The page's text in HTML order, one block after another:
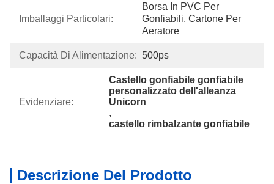
Imballaggi Particolari:
Borsa In PVC Per
Gonfiabili, Cartone Per
Aeratore
Capacità Di Alimentazione: 500ps
Evidenziare:
Castello gonfiabile gonfiabile
personalizzato dell'alleanza
Unicorn
,
castello rimbalzante gonfiabile
Descrizione Del Prodotto